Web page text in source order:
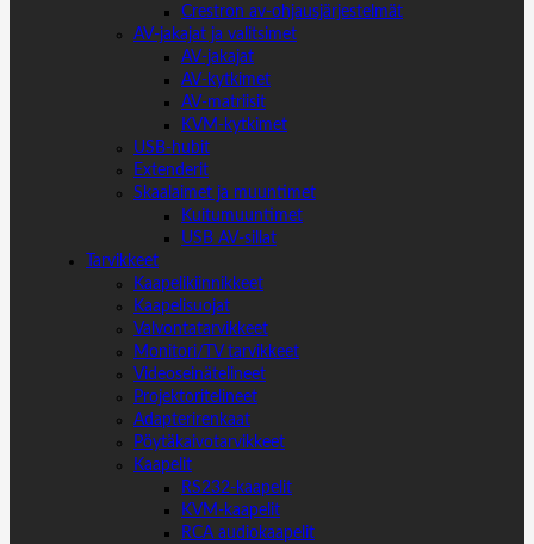
Crestron av-ohjausjärjestelmät
AV-jakajat ja valitsimet
AV-jakajat
AV-kytkimet
AV-matriisit
KVM-kytkimet
USB-hubit
Extenderit
Skaalaimet ja muuntimet
Kuitumuuntimet
USB AV-sillat
Tarvikkeet
Kaapelikiinnikkeet
Kaapelisuojat
Valvontatarvikkeet
Monitori/TV tarvikkeet
Videoseinätelineet
Projektoritelineet
Adapterirenkaat
Pöytäkaivotarvikkeet
Kaapelit
RS232-kaapelit
KVM-kaapelit
RCA audiokaapelit